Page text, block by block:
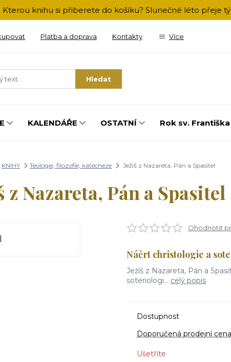
Kterou knihu si přiberete do košíku? Slunečné léto přeje
Platba a doprava Kontakty Více
Hledat
KALENDÁŘE OSTATNÍ Rok sv. Františka
KNIHY Teologie, filozofie, katecheze Ježíš z Nazareta, Pán a Spasitel
z Nazareta, Pán a Spasitel
Ohodnotit
Náčrt christologie a
Ježíš z Nazareta, Pán a
soteriologi... celý popis
Dostupnost
Doporučená prodejní cena
Ušetříte